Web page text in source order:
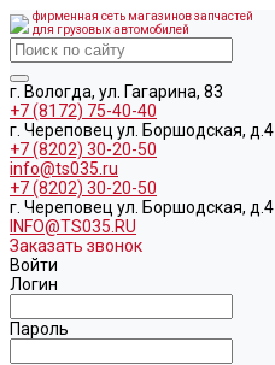
фирменная сеть магазинов запчастей
для грузовых автомобилей
г. Вологда, ул. Гагарина, 83
+7 (8172) 75-40-40
г. Череповец ул. Боршодская, д.4
+7 (8202) 30-20-50
info@ts035.ru
+7 (8202) 30-20-50
г. Череповец ул. Боршодская, д.4
INFO@TS035.RU
Заказать звонок
Войти
Логин
Пароль